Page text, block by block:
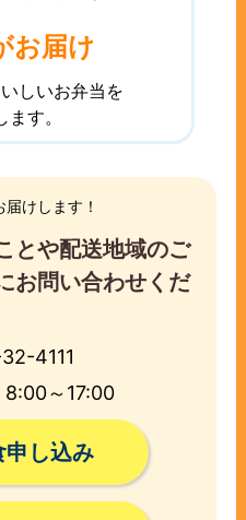
お届け
しいお弁当を
す。
とや配送地域のご
お問い合わせくだ
8:00～17:00
申し込み